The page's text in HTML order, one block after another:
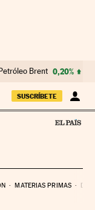
Petróleo Brent 0,20%
SUSCRÍBETE
MATERIAS PRIMAS